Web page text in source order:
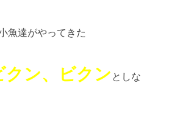
魚達がやってきた
クン、ビクン としな